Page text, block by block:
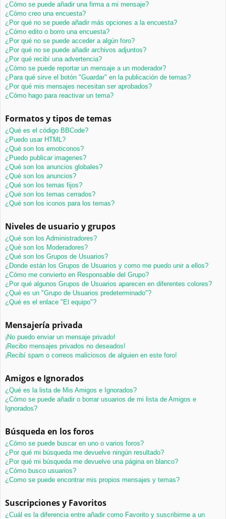
¿Cómo se puede añadir una firma a mi mensaje?
¿Cómo creo una encuesta?
¿Por qué no se puede añadir más opciones a la encuesta?
¿Cómo edito o borro una encuesta?
¿Por qué no se puede acceder a algún foro?
¿Por qué no se puede añadir archivos adjuntos?
¿Por qué recibí una advertencia?
¿Cómo se puede reportar un mensaje a un moderador?
¿Para qué sirve el botón "Guardar" en la publicación de temas?
¿Por qué mis mensajes necesitan ser aprobados?
¿Cómo hago para reactivar un tema?
Formatos y tipos de temas
¿Qué es el código BBCode?
¿Puedo usar HTML?
¿Qué son los emoticonos?
¿Puedo publicar imagenes?
¿Qué son los anuncios globales?
¿Qué son los anuncios?
¿Qué son los temas fijos?
¿Qué son los temas cerrados?
¿Qué son los iconos para los temas?
Niveles de usuario y grupos
¿Qué son los Administradores?
¿Qué son los Moderadores?
¿Qué son los Grupos de Usuarios?
¿Donde están los Grupos de Usuarios y como me puedo unir a ellos?
¿Cómo me convierto en Responsable del Grupo?
¿Por qué algunos Grupos de Usuarios aparecen en diferentes colores?
¿Qué es un "Grupo de Usuarios predeterminado"?
¿Qué es el enlace "El equipo"?
Mensajería privada
¡No puedo enviar un mensaje privado!
¡Recibo mensajes privados no deseados!
¡Recibí spam o correos maliciosos de alguien en este foro!
Amigos e Ignorados
¿Qué es la lista de Mis Amigos e Ignorados?
¿Cómo se puede añadir o borrar usuarios de mi lista de Amigos e
Ignorados?
Búsqueda en los foros
¿Cómo se puede buscar en uno o varios foros?
¿Por qué mi búsqueda me devuelve ningún resultado?
¿Por qué mi búsqueda me devuelve una página en blanco?
¿Cómo busco usuarios?
¿Como se puede encontrar mis propios mensajes y temas?
Suscripciones y Favoritos
¿Cuál es la diferencia entre añadir como Favorito y suscribirme a un